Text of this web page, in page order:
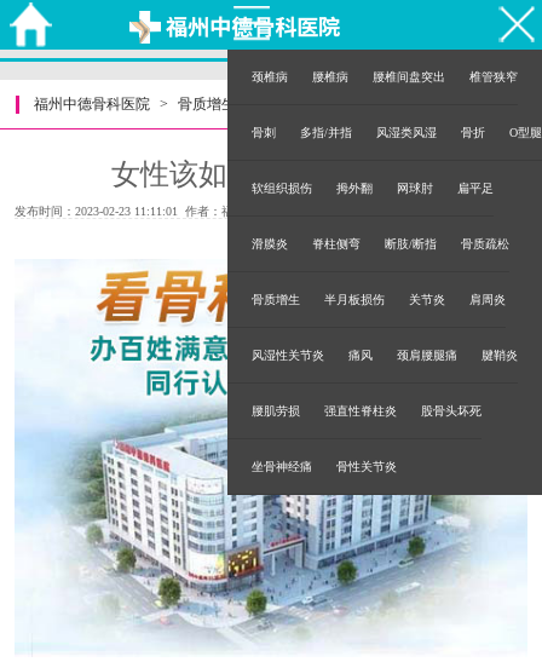
颈椎病 腰椎病 腰椎间盘突出 椎管狭窄
骨刺 多指/并指 风湿类风湿 骨折 O型腿
软组织损伤 拇外翻 网球肘 扁平足
滑膜炎 脊柱侧弯 断肢/断指 骨质疏松
骨质增生 半月板损伤 关节炎 肩周炎
风湿性关节炎 痛风 颈肩腰腿痛 腱鞘炎
腰肌劳损 强直性脊柱炎 股骨头坏死
坐骨神经痛 骨性关节炎
福州中德骨科医院 > 骨质增生
女性该如何避免骨质增生
发布时间：2023-02-23 11:11:01 作者：福州中德骨科医院